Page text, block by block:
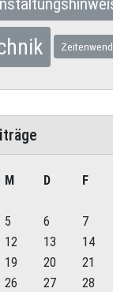
M D F
5 6 7
12 13 14
19 20 21
26 27 28